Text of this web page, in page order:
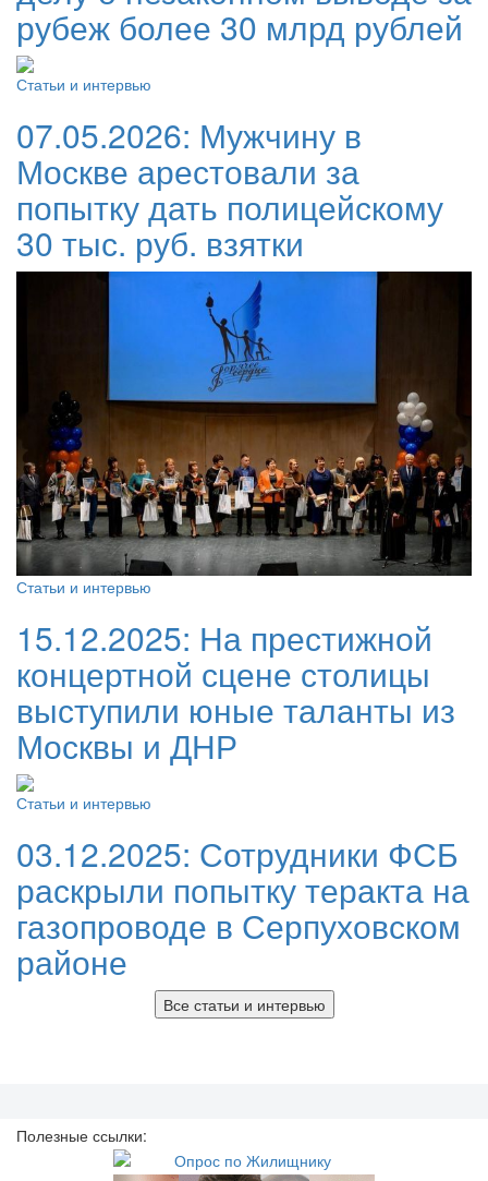
рубеж более 30 млрд рублей
Статьи и интервью
07.05.2026: Мужчину в
Москве арестовали за
попытку дать полицейскому
30 тыс. руб. взятки
Статьи и интервью
15.12.2025: На престижной
концертной сцене столицы
выступили юные таланты из
Москвы и ДНР
Статьи и интервью
03.12.2025: Сотрудники ФСБ
раскрыли попытку теракта на
газопроводе в Серпуховском
районе
Все статьи и интервью
Полезные ссылки: